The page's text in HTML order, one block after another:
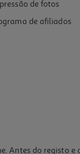
de fotos
de afiliados
Antes do registo